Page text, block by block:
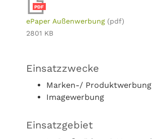
PDF
ePaper Außenwerbung (pdf)
2801 KB
Einsatzzwecke
Marken-/ Produktwerbung
Imagewerbung
Einsatzgebiet